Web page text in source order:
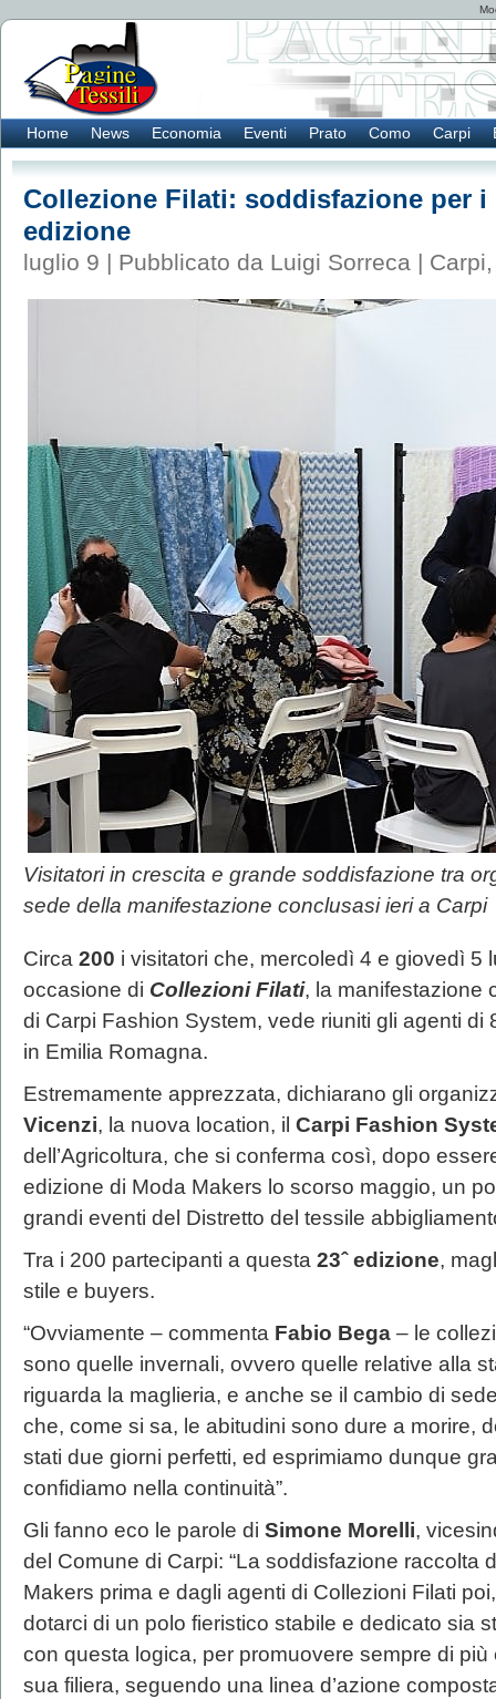
Home News Economia Eventi Prato Como Carpi
Collezione Filati: soddisfazione per
edizione
luglio 9 | Pubblicato da Luigi Sorreca | Carpi
Visitatori in crescita e grande soddisfazione tra
sede della manifestazione conclusasi ieri a Carpi
Circa 200 i visitatori che, mercoledì 4 e giovedì 5
occasione di Collezioni Filati, la manifestazione
di Carpi Fashion System, vede riuniti gli agenti di
in Emilia Romagna.
Estremamente apprezzata, dichiarano gli
Vicenzi, la nuova location, il Carpi Fashion
dell’Agricoltura, che si conferma così, dopo
edizione di Moda Makers lo scorso maggio, un
grandi eventi del Distretto del tessile
Tra i 200 partecipanti a questa 23ˆ edizione,
stile e buyers.
“Ovviamente – commenta Fabio Bega – le
sono quelle invernali, ovvero quelle relative alla
riguarda la maglieria, e anche se il cambio di
che, come si sa, le abitudini sono dure a morire,
stati due giorni perfetti, ed esprimiamo dunque
confidiamo nella continuità”.
Gli fanno eco le parole di Simone Morelli,
del Comune di Carpi: “La soddisfazione raccolta
Makers prima e dagli agenti di Collezioni Filati
dotarci di un polo fieristico stabile e dedicato sia
con questa logica, per promuovere sempre di
sua filiera, seguendo una linea d’azione